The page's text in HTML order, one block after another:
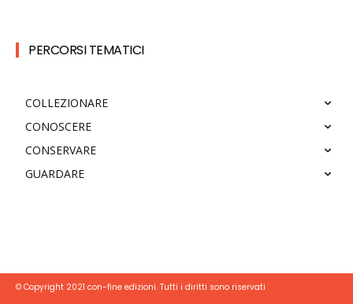
PERCORSI TEMATICI
COLLEZIONARE
CONOSCERE
CONSERVARE
GUARDARE
© Copyright 2021 con-fine edizioni. Tutti i diritti sono riservati